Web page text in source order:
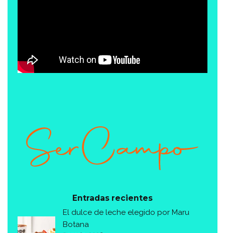
Entradas recientes
El dulce de leche elegido por Maru
Botana